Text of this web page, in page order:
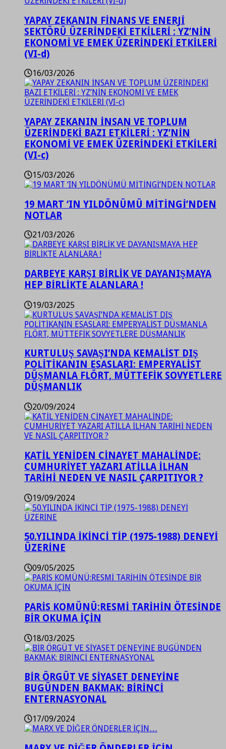
YAPAY ZEKANIN FİNANS VE ENERJİ
SEKTÖRÜ ÜZERİNDEKİ ETKİLERİ : YZ’NİN
EKONOMİ VE EMEK ÜZERİNDEKİ ETKİLERİ
(VI-d)
16/03/2026
YAPAY ZEKANIN İNSAN VE TOPLUM
ÜZERİNDEKİ BAZI ETKİLERİ : YZ’NİN
EKONOMİ VE EMEK ÜZERİNDEKİ ETKİLERİ
(VI-c)
15/03/2026
19 MART ‘IN YILDÖNÜMÜ MİTİNGİ’NDEN
NOTLAR
21/03/2026
DARBEYE KARŞI BİRLİK VE DAYANIŞMAYA
HEP BİRLİKTE ALANLARA !
19/03/2025
KURTULUŞ SAVAŞI’NDA KEMALİST DIŞ
POLİTİKANIN ESASLARI: EMPERYALİST
DÜŞMANLA FLÖRT, MÜTTEFİK SOVYETLERE
DÜŞMANLIK
20/09/2024
KATİL YENİDEN CİNAYET MAHALİNDE:
CUMHURİYET YAZARI ATİLLA İLHAN
TARİHİ NEDEN VE NASIL ÇARPITIYOR ?
19/09/2024
50.YILINDA İKİNCİ TİP (1975-1988) DENEYİ
ÜZERİNE
09/05/2025
PARİS KOMÜNÜ:RESMİ TARİHİN ÖTESİNDE
BİR OKUMA İÇİN
18/03/2025
BİR ÖRGÜT VE SİYASET DENEYİNE
BUGÜNDEN BAKMAK: BİRİNCİ
ENTERNASYONAL
17/09/2024